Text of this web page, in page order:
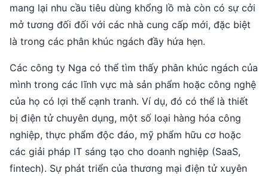
mang lại nhu cầu tiêu dùng khổng lồ mà còn có sự cởi
mở tương đối đối với các nhà cung cấp mới, đặc biệt
là trong các phân khúc ngách đầy hứa hẹn.
Các công ty Nga có thể tìm thấy phân khúc ngách của
mình trong các lĩnh vực mà sản phẩm hoặc công nghệ
của họ có lợi thế cạnh tranh. Ví dụ, đó có thể là thiết
bị điện tử chuyên dụng, một số loại hàng hóa công
nghiệp, thực phẩm độc đáo, mỹ phẩm hữu cơ hoặc
các giải pháp IT sáng tạo cho doanh nghiệp (SaaS,
fintech). Sự phát triển của thương mại điện tử xuyên